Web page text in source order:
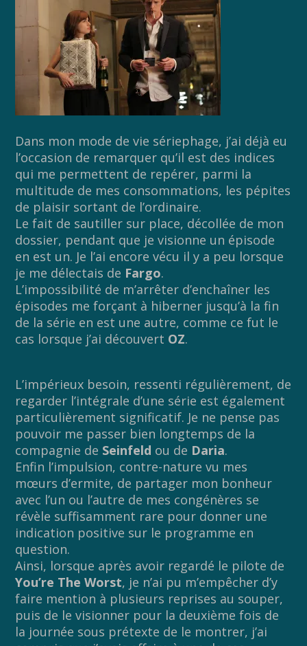
Dans mon mode de vie sériephage, j’ai déjà eu
l’occasion de remarquer qu’il est des indices
qui me permettent de repérer, parmi la
multitude de mes consommations, les pépites
de plaisir sortant de l’ordinaire.
Le fait de sautiller sur place, décollée de mon
dossier, pendant que je visionne un épisode
en est un. Je l’ai encore vécu il y a peu lorsque
je me délectais de Fargo.
L’impossibilité de m’arrêter d’enchaîner les
épisodes me forçant à hiberner jusqu’à la fin
de la série en est une autre, comme ce fut le
cas lorsque j’ai découvert OZ.
L’impérieux besoin, ressenti régulièrement, de
regarder l’intégrale d’une série est également
particulièrement significatif. Je ne pense pas
pouvoir me passer bien longtemps de la
compagnie de Seinfeld ou de Daria.
Enfin l’impulsion, contre-nature vu mes
mœurs d’ermite, de partager mon bonheur
avec l’un ou l’autre de mes congénères se
révèle suffisamment rare pour donner une
indication positive sur le programme en
question.
Ainsi, lorsque après avoir regardé le pilote de
You’re The Worst, je n’ai pu m’empêcher d’y
faire mention à plusieurs reprises au souper,
puis de le visionner pour la deuxième fois de
la journée sous prétexte de le montrer, j’ai